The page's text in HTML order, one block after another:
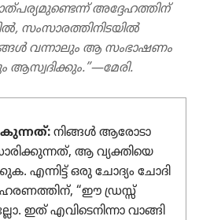
അദ്ദേഹ​ത്തിന്‌
സംസാ​ര​ത്തി​നി​ട​യിൽ
വന്നാലും ആ സംഭാ​ഷണം
ആസ്വദി​ക്കും.”—മേരി.
നിങ്ങൾ ആരോ​ടാ​
ആ വ്യക്തിയെ
എന്നിട്ട്‌ ഒരു ചോദ്യം ചോദി​
“ഈ ഡ്രസ്സ്‌
ഇത്‌ എവി​ടെ​നി​ന്നാ വാങ്ങി​